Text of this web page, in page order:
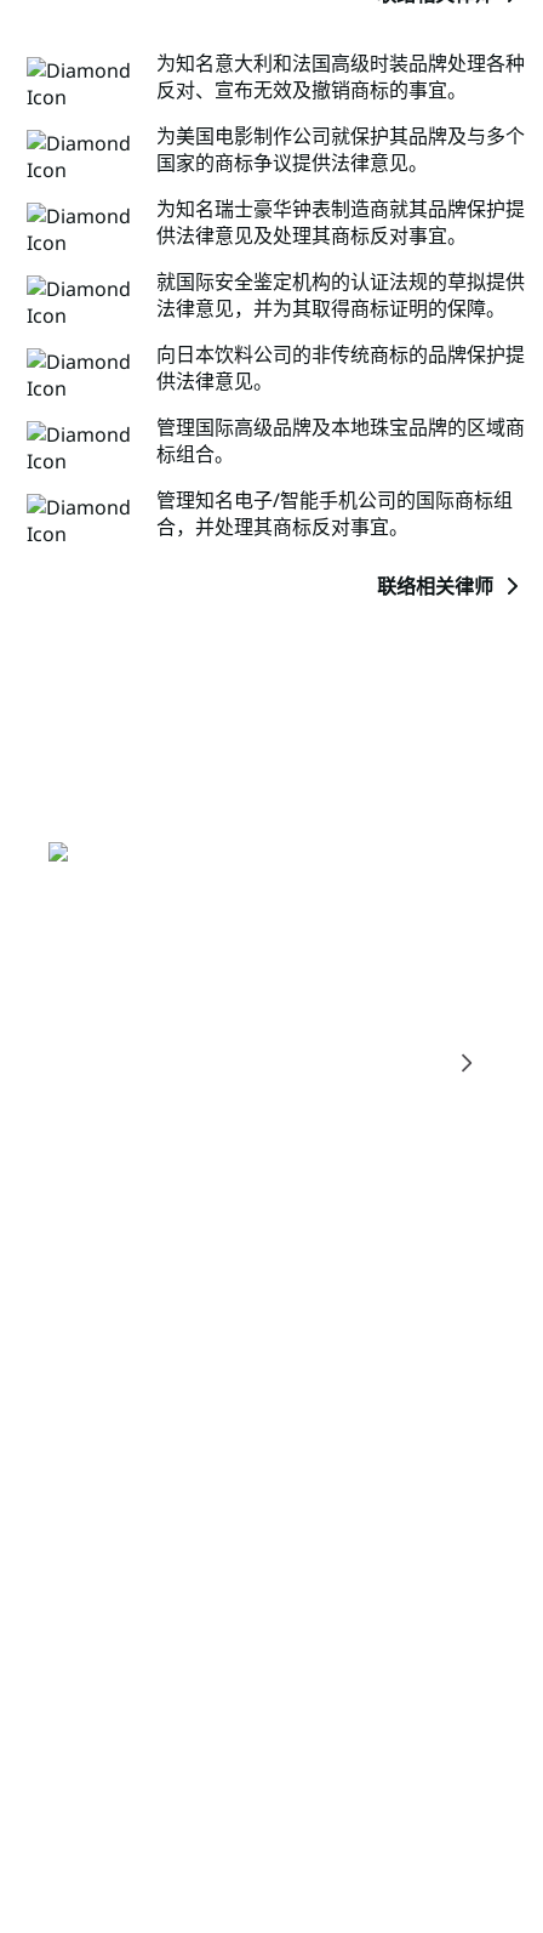
为知名意大利和法国高级时装品牌处理各种
反对、宣布无效及撤销商标的事宜。
为美国电影制作公司就保护其品牌及与多个
国家的商标争议提供法律意见。
为知名瑞士豪华钟表制造商就其品牌保护提
供法律意见及处理其商标反对事宜。
就国际安全鉴定机构的认证法规的草拟提供
法律意见，并为其取得商标证明的保障。
向日本饮料公司的非传统商标的品牌保护提
供法律意见。
管理国际高级品牌及本地珠宝品牌的区域商
标组合。
管理知名电子/智能手机公司的国际商标组
合，并处理其商标反对事宜。
联络相关律师